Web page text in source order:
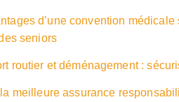
d’une convention
seniors
routier et déménagement :
meilleure assurance